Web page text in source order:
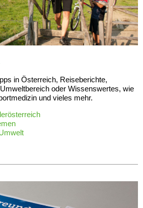
in Österreich, Reiseberichte,
oder Wissenswertes, wie
und vieles mehr.